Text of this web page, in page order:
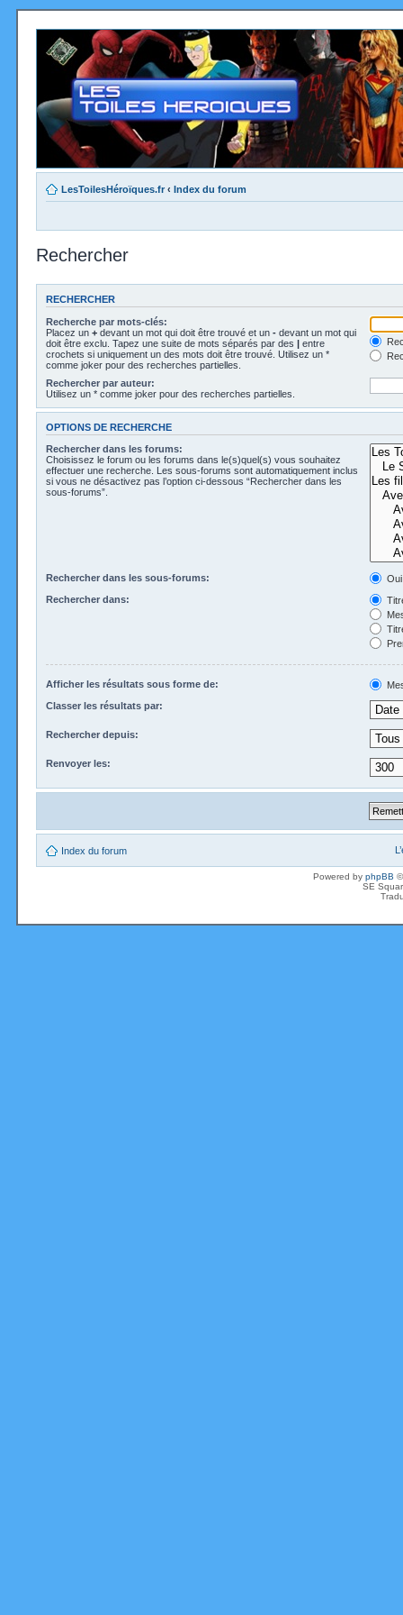
LesToilesHéroïques.fr ‹ Index du forum
Rechercher
RECHERCHER
Recherche par mots-clés:
Placez un + devant un mot qui doit être trouvé et un - devant un mot qui
doit être exclu. Tapez une suite de mots séparés par des | entre
crochets si uniquement un des mots doit être trouvé. Utilisez un *
comme joker pour des recherches partielles.
Rechercher par auteur:
Utilisez un * comme joker pour des recherches partielles.
OPTIONS DE RECHERCHE
Rechercher dans les forums:
Choisissez le forum ou les forums dans le(s)quel(s) vous souhaitez
effectuer une recherche. Les sous-forums sont automatiquement inclus
si vous ne désactivez pas l’option ci-dessous “Rechercher dans les
sous-forums”.
Rechercher dans les sous-forums:
Oui
Rechercher dans:
Afficher les résultats sous forme de:
Classer les résultats par:
Rechercher depuis:
Renvoyer les:
Index du forum
Powered by phpBB
SE